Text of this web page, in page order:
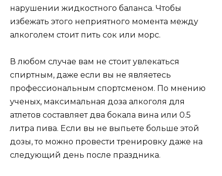
нарушении жидкостного баланса. Чтобы
избежать этого неприятного момента между
алкоголем стоит пить сок или морс.
В любом случае вам не стоит увлекаться
спиртным, даже если вы не являетесь
профессиональным спортсменом. По мнению
ученых, максимальная доза алкоголя для
атлетов составляет два бокала вина или 0.5
литра пива. Если вы не выпьете больше этой
дозы, то можно провести тренировку даже на
следующий день после праздника.